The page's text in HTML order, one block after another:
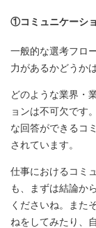
①コミュニケーシ
一般的な選考フロ
力があるかどうか
どのような業界・
ョンは不可欠です
な回答ができるコ
されています。
仕事におけるコミ
も、まずは結論か
くださいね。また
ねをしてみたり、